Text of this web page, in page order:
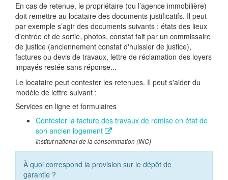
En cas de retenue, le propriétaire (ou l’agence immobilière)
doit remettre au locataire des documents justificatifs. Il peut
par exemple s’agir des documents suivants : états des lieux
d'entrée et de sortie, photos, constat fait par un commissaire
de justice (anciennement constat d'huissier de justice),
factures ou devis de travaux, lettre de réclamation des loyers
impayés restée sans réponse...
Le locataire peut contester les retenues. Il peut s'aider du
modèle de lettre suivant :
Services en ligne et formulaires
Contester la facture des travaux de remise en état de
son ancien logement
Institut national de la consommation (INC)
À quoi correspond la provision sur le dépôt de
garantie ?